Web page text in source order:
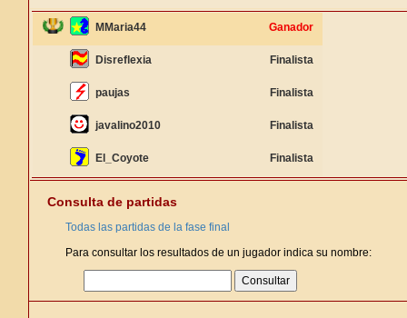
MMaria44 Ganador
Disreflexia Finalista
paujas Finalista
javalino2010 Finalista
El_Coyote Finalista
Consulta de partidas
Todas las partidas de la fase final
Para consultar los resultados de un jugador indica su nombre: